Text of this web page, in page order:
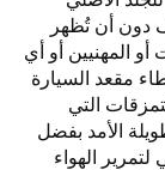
دون أن تُظهر
أو المهنيين أو أي
مقعد السيارة
التي
الأمد بفضل
الهواء